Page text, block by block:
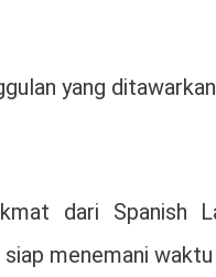
yang
dari Spanish
menemani